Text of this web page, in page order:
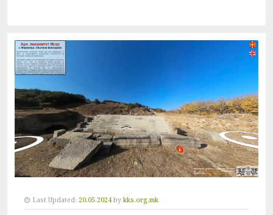
Last Updated: 20.05.2024 by kks.org.mk